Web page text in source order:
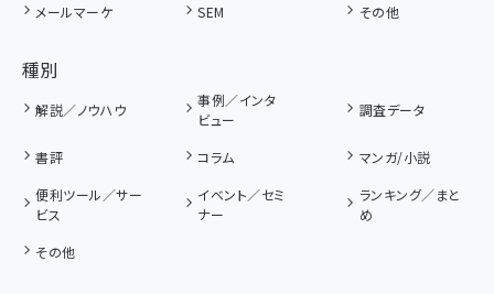
メールマーケ
SEM その他
種別
解説／ノウハウ
事例／インタ
ビュー
調査データ
書評 コラム
マンガ/小説
便利ツール／サー
ビス
イベント／セミ
ナー
ランキング／まと
め
その他